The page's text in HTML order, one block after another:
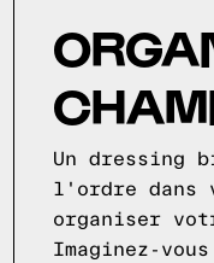
Un dressing
l'ordre dans
organiser
Imaginez-